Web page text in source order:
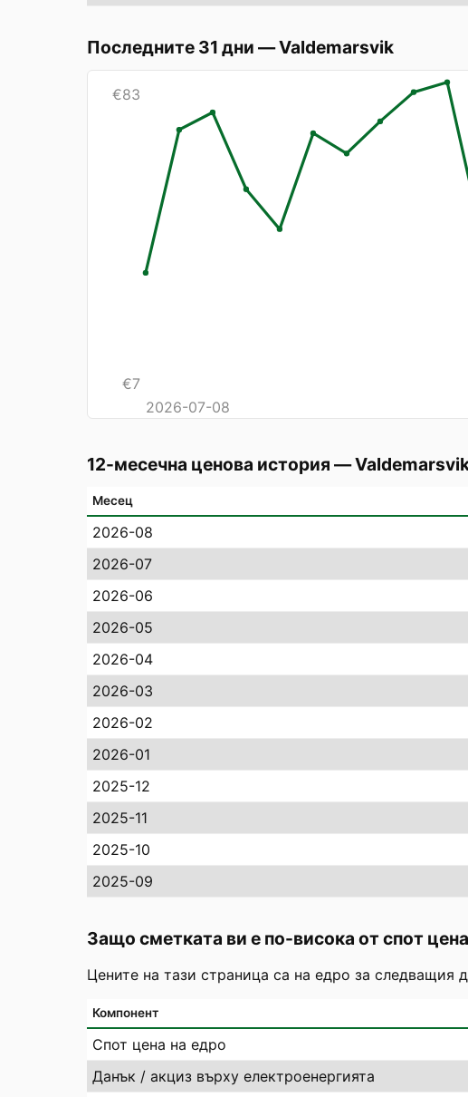
Последните 31 дни —Valdemarsvik
€83
€7
2026-07-08
12-месечна ценова история —
Месец
2026-08
2026-07
2026-06
2026-05
2026-04
2026-03
2026-02
2026-01
2025-12
2025-11
2025-10
2025-09
Защо сметката ви е по-висока от спот
Цените на тази страница са на едро за следващия
Компонент
Спот цена на едро
Данък / акциз върху електроенергията